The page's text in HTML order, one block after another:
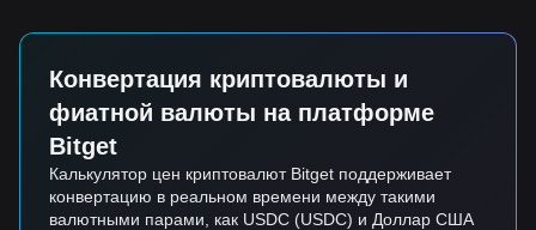
Конвертация криптовалюты и
фиатной валюты на платформе
Bitget
Калькулятор цен криптовалют Bitget поддерживает
конвертацию в реальном времени между такими
валютными парами, как USDC (USDC) и Доллар США